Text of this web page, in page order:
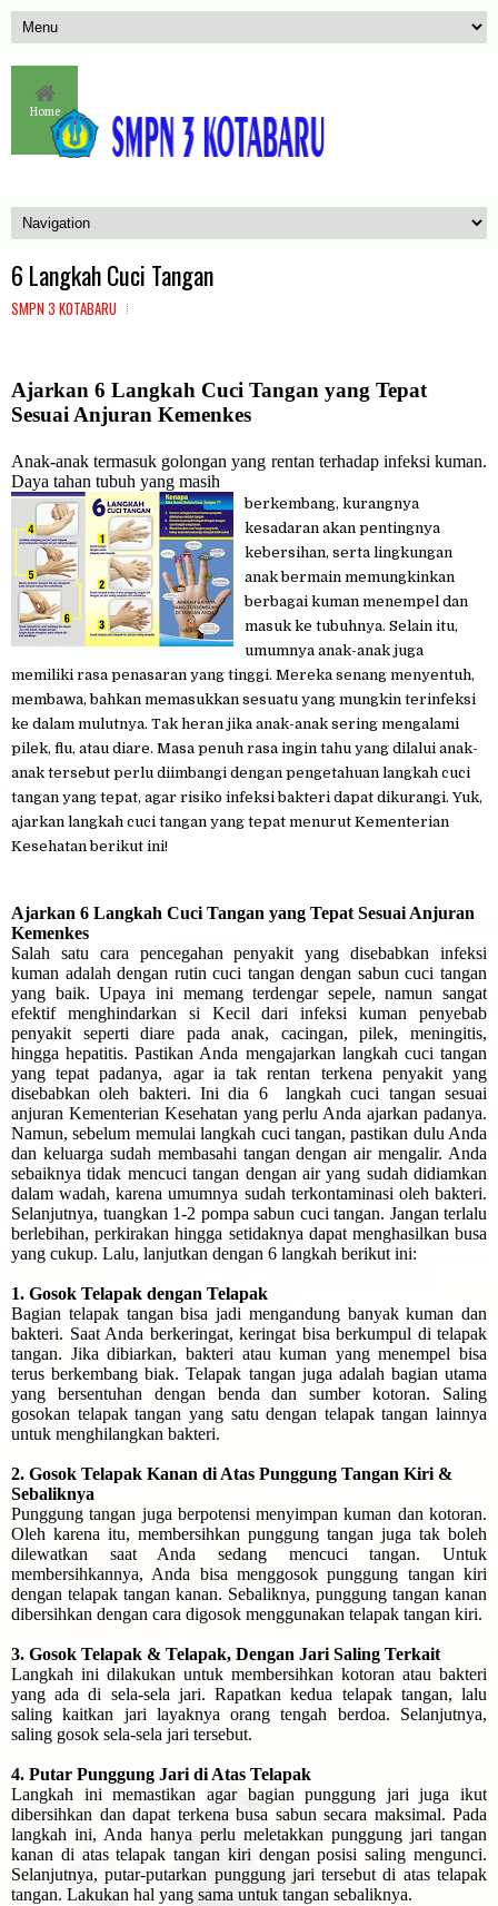
Home
6 Langkah Cuci Tangan
SMPN 3 KOTABARU
Ajarkan 6 Langkah Cuci Tangan yang Tepat
Sesuai Anjuran Kemenkes
Anak-anak termasuk golongan yang rentan terhadap infeksi kuman.
Daya tahan tubuh yang masih
berkembang, kurangnya
kesadaran akan pentingnya
kebersihan, serta lingkungan
anak bermain memungkinkan
berbagai kuman menempel dan
masuk ke tubuhnya. Selain itu,
umumnya anak-anak juga
memiliki rasa penasaran yang tinggi. Mereka senang menyentuh,
membawa, bahkan memasukkan sesuatu yang mungkin terinfeksi
ke dalam mulutnya. Tak heran jika anak-anak sering mengalami
pilek, flu, atau diare. Masa penuh rasa ingin tahu yang dilalui anak-
anak tersebut perlu diimbangi dengan pengetahuan langkah cuci
tangan yang tepat, agar risiko infeksi bakteri dapat dikurangi. Yuk,
ajarkan langkah cuci tangan yang tepat menurut Kementerian
Kesehatan berikut ini!
Ajarkan 6 Langkah Cuci Tangan yang Tepat Sesuai Anjuran
Kemenkes
Salah satu cara pencegahan penyakit yang disebabkan infeksi
kuman adalah dengan rutin cuci tangan dengan sabun cuci tangan
yang baik. Upaya ini memang terdengar sepele, namun sangat
efektif menghindarkan si Kecil dari infeksi kuman penyebab
penyakit seperti diare pada anak, cacingan, pilek, meningitis,
hingga hepatitis. Pastikan Anda mengajarkan langkah cuci tangan
yang tepat padanya, agar ia tak rentan terkena penyakit yang
disebabkan oleh bakteri. Ini dia 6 langkah cuci tangan sesuai
anjuran Kementerian Kesehatan yang perlu Anda ajarkan padanya.
Namun, sebelum memulai langkah cuci tangan, pastikan dulu Anda
dan keluarga sudah membasahi tangan dengan air mengalir. Anda
sebaiknya tidak mencuci tangan dengan air yang sudah didiamkan
dalam wadah, karena umumnya sudah terkontaminasi oleh bakteri.
Selanjutnya, tuangkan 1-2 pompa sabun cuci tangan. Jangan terlalu
berlebihan, perkirakan hingga setidaknya dapat menghasilkan busa
yang cukup. Lalu, lanjutkan dengan 6 langkah berikut ini:
1. Gosok Telapak dengan Telapak
Bagian telapak tangan bisa jadi mengandung banyak kuman dan
bakteri. Saat Anda berkeringat, keringat bisa berkumpul di telapak
tangan. Jika dibiarkan, bakteri atau kuman yang menempel bisa
terus berkembang biak. Telapak tangan juga adalah bagian utama
yang bersentuhan dengan benda dan sumber kotoran. Saling
gosokan telapak tangan yang satu dengan telapak tangan lainnya
untuk menghilangkan bakteri.
2. Gosok Telapak Kanan di Atas Punggung Tangan Kiri &
Sebaliknya
Punggung tangan juga berpotensi menyimpan kuman dan kotoran.
Oleh karena itu, membersihkan punggung tangan juga tak boleh
dilewatkan saat Anda sedang mencuci tangan. Untuk
membersihkannya, Anda bisa menggosok punggung tangan kiri
dengan telapak tangan kanan. Sebaliknya, punggung tangan kanan
dibersihkan dengan cara digosok menggunakan telapak tangan kiri.
3. Gosok Telapak & Telapak, Dengan Jari Saling Terkait
Langkah ini dilakukan untuk membersihkan kotoran atau bakteri
yang ada di sela-sela jari. Rapatkan kedua telapak tangan, lalu
saling kaitkan jari layaknya orang tengah berdoa. Selanjutnya,
saling gosok sela-sela jari tersebut.
4. Putar Punggung Jari di Atas Telapak
Langkah ini memastikan agar bagian punggung jari juga ikut
dibersihkan dan dapat terkena busa sabun secara maksimal. Pada
langkah ini, Anda hanya perlu meletakkan punggung jari tangan
kanan di atas telapak tangan kiri dengan posisi saling mengunci.
Selanjutnya, putar-putarkan punggung jari tersebut di atas telapak
tangan. Lakukan hal yang sama untuk tangan sebaliknya.